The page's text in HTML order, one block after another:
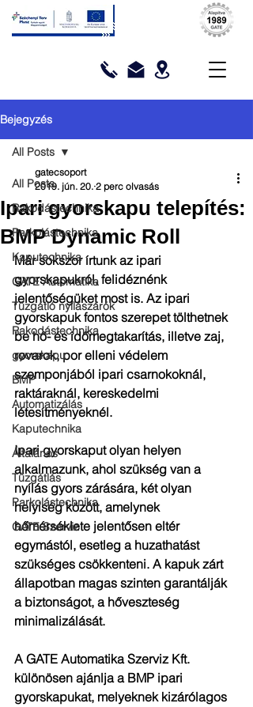
Bejegyzés
All Posts
Rakodástechnika
Parkolástechnika
Kaputechnika
GATE Automatika
Tűzgátló nyílászárók
Rakodástechnika
gyorskapu
BMP
Automatizálás
Kaputechnika
Általános
Tűzgátlás
Parkolástechnika
GATE Szerviz
All Posts
Ipari gyorskapu telepítés:
BMP Dynamic Roll
gatecsoport
2019. jún. 20. 2 perc olvasás
Már sokszor írtunk az ipari
gyorskapukról, felidéznénk
jelentőségüket most is. Az ipari
gyorskapuk fontos szerepet tölthetnek
be hő- és időmegtakarítás, illetve zaj,
rovarok, por elleni védelem
szemponjából ipari csarnokoknál,
raktáraknál, kereskedelmi
létesítményeknél.
Ipari gyorskaput olyan helyen
alkalmazunk, ahol szükség van a
nyílás gyors zárására, két olyan
helyiség között, amelynek
hőmérséklete jelentősen eltér
egymástól, esetleg a huzathatást
szükséges csökkenteni. A kapuk zárt
állapotban magas szinten garantálják
a biztonságot, a hőveszteség
minimalizálását.
A GATE Automatika Szerviz Kft.
különösen ajánlja a BMP ipari
gyorskapukat, melyeknek kizárólagos